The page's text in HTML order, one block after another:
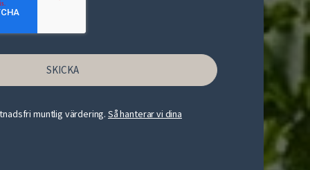
muntlig värdering. Så hanterar vi dina